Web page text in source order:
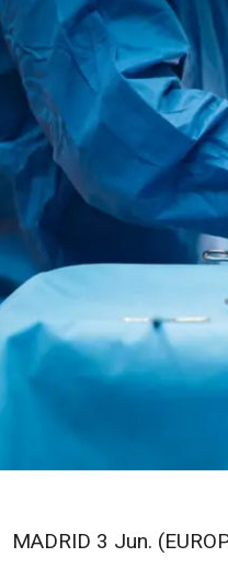
MADRID 3 Jun.